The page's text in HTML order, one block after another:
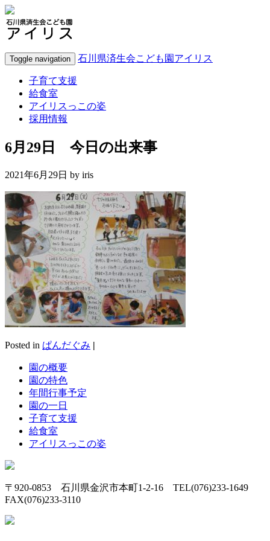
Toggle navigation 石川県済生会こども園アイリス
子育て支援
給食室
アイリスっこの姿
採用情報
6月29日 今日の出来事
2021年6月29日 by iris
Posted in ぱんだぐみ |
園の概要
園の特色
年間行事予定
園の一日
子育て支援
給食室
アイリスっこの姿
〒920-0853 石川県金沢市本町1-2-16 TEL(076)233-1649
FAX(076)233-3110